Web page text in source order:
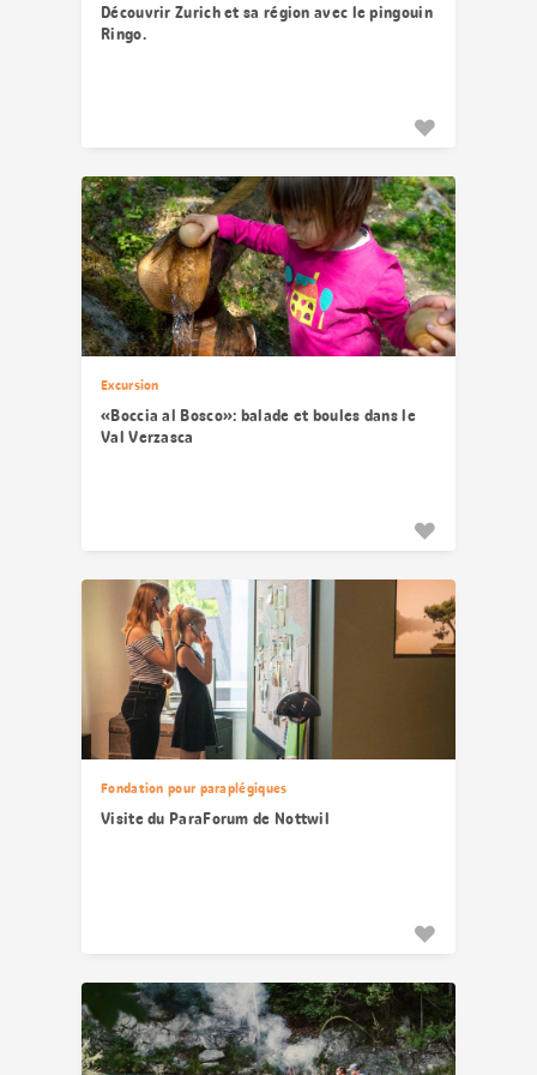
Découvrir Zurich et sa région avec le pingouin
Ringo.
Excursion
«Boccia al Bosco»: balade et boules dans le
Val Verzasca
Fondation pour paraplégiques
Visite du ParaForum de Nottwil